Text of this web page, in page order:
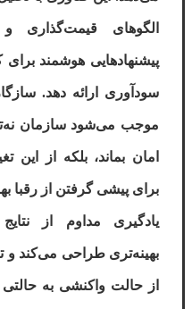
الگوهای قیمت‌گذاری و
پیشنهادهایی هوشمند
سودآوری ارائه دهد.
موجب می‌شود سازمان
امان بماند، بلکه از این
برای پیشی گرفتن از رقبا
یادگیری مداوم از
بهینه‌تری طراحی می‌کند و
از حالت واکنشی به